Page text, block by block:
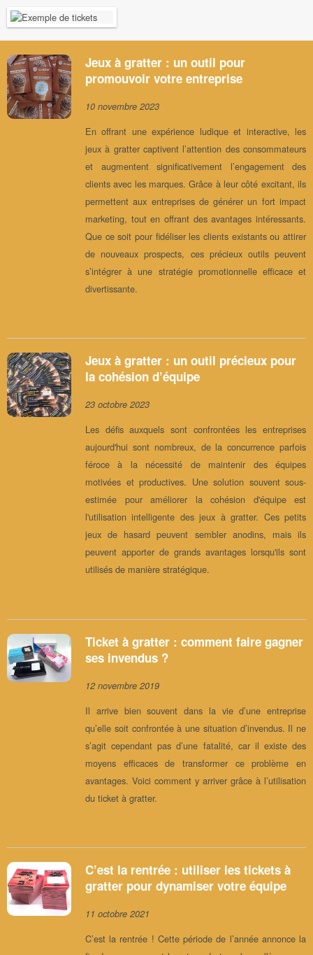
Jeux à gratter : un outil pour
promouvoir votre entreprise
10 novembre 2023
En offrant une expérience ludique et interactive, les
jeux à gratter captivent l’attention des consommateurs
et augmentent significativement l’engagement des
clients avec les marques. Grâce à leur côté excitant, ils
permettent aux entreprises de générer un fort impact
marketing, tout en offrant des avantages intéressants.
Que ce soit pour fidéliser les clients existants ou attirer
de nouveaux prospects, ces précieux outils peuvent
s’intégrer à une stratégie promotionnelle efficace et
divertissante.
Jeux à gratter : un outil précieux pour
la cohésion d’équipe
23 octobre 2023
Les défis auxquels sont confrontées les entreprises
aujourd'hui sont nombreux, de la concurrence parfois
féroce à la nécessité de maintenir des équipes
motivées et productives. Une solution souvent sous-
estimée pour améliorer la cohésion d'équipe est
l'utilisation intelligente des jeux à gratter. Ces petits
jeux de hasard peuvent sembler anodins, mais ils
peuvent apporter de grands avantages lorsqu'ils sont
utilisés de manière stratégique.
Ticket à gratter : comment faire gagner
ses invendus ?
12 novembre 2019
Il arrive bien souvent dans la vie d’une entreprise
qu’elle soit confrontée à une situation d’invendus. Il ne
s’agit cependant pas d’une fatalité, car il existe des
moyens efficaces de transformer ce problème en
avantages. Voici comment y arriver grâce à l’utilisation
du ticket à gratter.
C’est la rentrée : utiliser les tickets à
gratter pour dynamiser votre équipe
11 octobre 2021
C’est la rentrée ! Cette période de l’année annonce la